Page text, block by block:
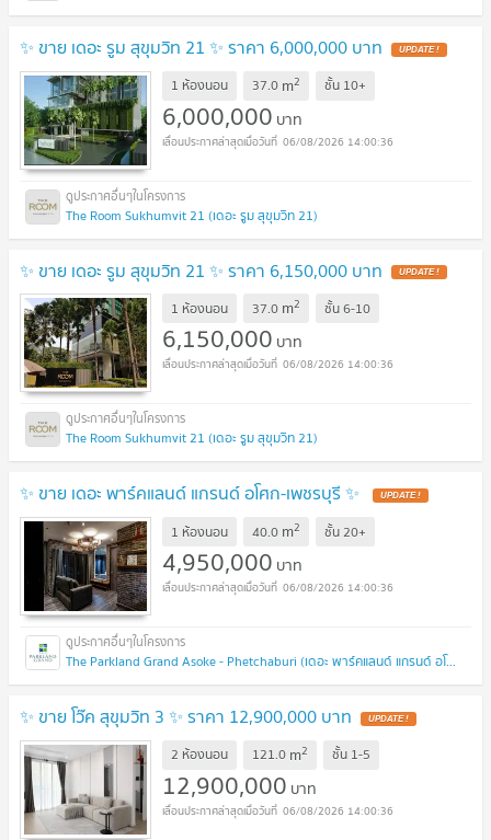
✨ ขาย เดอะ รูม สุขุมวิท 21 ✨ ราคา 6,000,000 บาท UPDATE !
1 ห้องนอน 37.0 m2 ชั้น 10+
6,000,000 บาท
06/08/2026 14:00:36
The Room Sukhumvit 21 (เดอะ รูม สุขุมวิท 21)
✨ ขาย เดอะ รูม สุขุมวิท 21 ✨ ราคา 6,150,000 บาท UPDATE !
1 ห้องนอน 37.0 m2 ชั้น6-10
6,150,000 บาท
06/08/2026 14:00:36
The Room Sukhumvit 21 (เดอะ รูม สุขุมวิท 21)
✨ ขาย เดอะ พาร์คแลนด์ แกรนด์ อโศก-เพชรบุรี ✨ UPDATE !
1 ห้องนอน 40.0 m2 ชั้น20+
4,950,000 บาท
06/08/2026 14:00:36
The Parkland Grand Asoke - Phetchaburi (เดอะ พาร์คแลนด์ แกรนด์ อโศก - เพชรบุรี)
✨ ขาย โว๊ค สุขุมวิท 3 ✨ ราคา 12,900,000 บาท UPDATE !
2 ห้องนอน 121.0 m2 ชั้น 1-5
12,900,000 บาท
06/08/2026 14:00:36